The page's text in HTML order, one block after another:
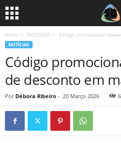
Início NOTÍCIAS Código promocional
NOTÍCIAS
Código
de desconto em
Por Débora Ribeiro - 20 Março 2026